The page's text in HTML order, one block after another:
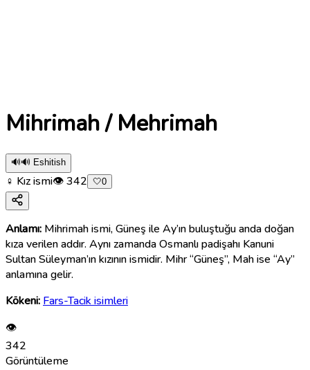
Mihrimah / Mehrimah
🔊🔊 Eshitish
♀ Kız ismi👁342 🤍0
Anlamı: Mihrimah ismi, Güneş ile Ay’ın buluştuğu anda doğan
kıza verilen addır. Aynı zamanda Osmanlı padişahı Kanuni
Sultan Süleyman’ın kızının ismidir. Mihr “Güneş”, Mah ise “Ay”
anlamına gelir.
Kökeni: Fars-Tacik isimleri
👁
342
Görüntüleme